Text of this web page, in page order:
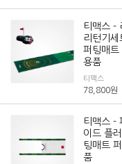
티맥스 -
리턴기세
퍼팅매트
용품
티맥스
78,800원
티맥스 -
이드 플
팅매트
품